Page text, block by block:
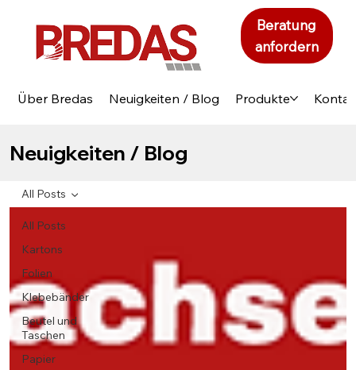
Über Bredas Neuigkeiten / Blog Produkte
Beratung
anfordern
Neuigkeiten / Blog
All Posts
Kartons
Folien
Klebebänder
Beutel und
Taschen
Papier
All Posts